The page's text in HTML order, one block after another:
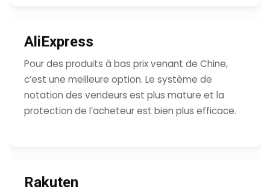
AliExpress
Pour des produits à bas prix venant de Chine,
c’est une meilleure option. Le système de
notation des vendeurs est plus mature et la
protection de l’acheteur est bien plus efficace.
Rakuten